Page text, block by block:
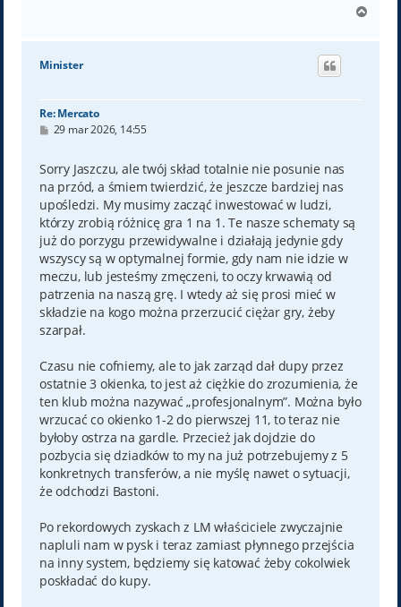
g
Minister
Re: Mercato
P
t
29 mar 2026, 14:55
Sorry Jaszczu, ale twój skład totalnie nie posunie nas
na przód, a śmiem twierdzić, że jeszcze bardziej nas
upośledzi. My musimy zacząć inwestować w ludzi,
którzy zrobią różnicę gra 1 na 1. Te nasze schematy są
już do porzygu przewidywalne i działają jedynie gdy
wszyscy są w optymalnej formie, gdy nam nie idzie w
meczu, lub jesteśmy zmęczeni, to oczy krwawią od
patrzenia na naszą grę. I wtedy aż się prosi mieć w
składzie na kogo można przerzucić ciężar gry, żeby
szarpał.
Czasu nie cofniemy, ale to jak zarząd dał dupy przez
ostatnie 3 okienka, to jest aż ciężkie do zrozumienia, że
ten klub można nazywać „profesjonalnym”. Można było
wrzucać co okienko 1-2 do pierwszej 11, to teraz nie
byłoby ostrza na gardle. Przecież jak dojdzie do
pozbycia się dziadków to my na już potrzebujemy z 5
konkretnych transferów, a nie myślę nawet o sytuacji,
że odchodzi Bastoni.
Po rekordowych zyskach z LM właściciele zwyczajnie
napluli nam w pysk i teraz zamiast płynnego przejścia
na inny system, będziemy się katować żeby cokolwiek
poskładać do kupy.